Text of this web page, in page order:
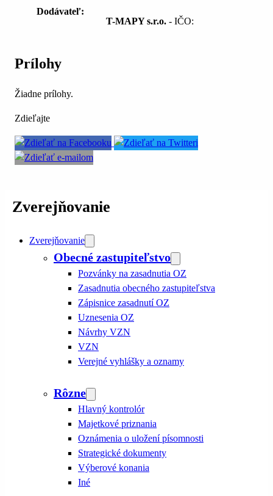
Dodávateľ:
T-MAPY s.r.o. - IČO:
Prílohy
Žiadne prílohy.
Zdieľajte
Zverejňovanie
Zverejňovanie
Obecné zastupiteľstvo
Pozvánky na zasadnutia OZ
Zasadnutia obecného zastupiteľstva
Zápisnice zasadnutí OZ
Uznesenia OZ
Návrhy VZN
VZN
Verejné vyhlášky a oznamy
Rôzne
Hlavný kontrolór
Majetkové priznania
Oznámenia o uložení písomnosti
Strategické dokumenty
Výberové konania
Iné